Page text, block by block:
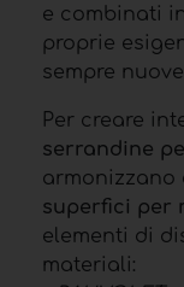
e combinati
proprie
sempre
Per creare
serrandine
armonizzano
superfici per
elementi di
materiali: